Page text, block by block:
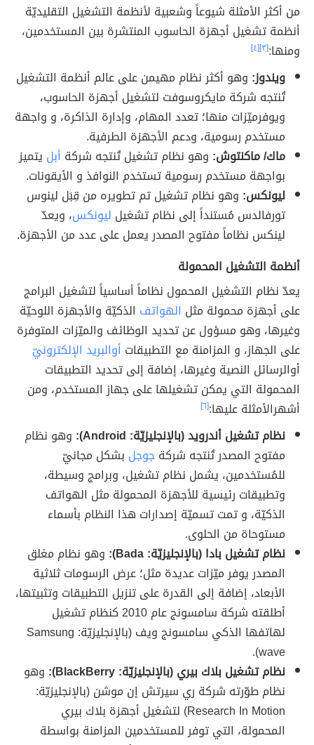
من أكثر الأمثلة شيوعاً وشعبية لأنظمة التشغيل التقليديّة
أنظمة تشغيل أجهزة الحاسوب المنتشرة بين المستخدمين،
ومنها:[٣] [٤]
ويندوز: وهو أكثر نظام مهيمن على عالم أنظمة التشغيل
تُنتجه شركة مايكروسوفت لتشغيل أجهزة الحاسوب،
ويوفرميّزات منها؛ تعدد المهام، وإدارة الذاكرة، و واجهة
مستخدم رسومية، ودعم الأجهزة الطرفية.
ماك/ ماكنتوش: وهو نظام تشغيل تُنتجه شركة أبل يتميز
بواجهة مستخدم رسومية تستخدم النوافذ و الأيقونات.
ليونكس: وهو نظام تشغيل تم تطويره من قِبَل لينوس
تورفالدس مُستنداً إلى نظام تشغيل ليونكس، ويعدّ
لينكس نظاماً مفتوح المصدر يعمل على عدد من الأجهزة.
أنظمة التشغيل المحمولة
يعدّ نظام التشغيل المحمول نظاماً أساسياً لتشغيل البرامج
على أجهزة محمولة مثل الهواتف الذكيّة والأجهزة اللوحيّة
وغيرها، وهو مسؤول عن تحديد الوظائف والميّزات المتوفرة
على الجهاز، و المزامنة مع التطبيقات أوالبريد الإلكترونيّ
أوالرسائل النصية وغيرها، إضافة إلى تحديد التطبيقات
المحمولة التي يمكن تشغيلها على جهاز المستخدم، ومن
أشهرالأمثلة عليها:[٦]
نظام تشغيل أندرويد (بالإنجليزيّة: Android):
وهو نظام
مفتوح المصدر تُنتجه شركةجوجل بشكل مجانيّ
للمُستخدمين، يشمل نظام تشغيل، وبرامج وسيطة،
وتطبيقات رئيسية للأجهزة المحمولة مثل الهواتف
الذكيّة، و تمت تسميّة إصدارات هذا النظام بأسماء
مستوحاة من الحلوى.
نظام تشغيل بادا (بالإنجليزيّة: Bada):
وهو نظام مغلق
المصدر يوفر ميّزات عديدة مثل؛ عرض الرسومات ثلاثية
الأبعاد، إضافة إلى القدرة على تنزيل التطبيقات وتثبيتها،
أطلقته شركة سامسونج عام 2010 كنظام تشغيل
لهاتفها الذكي سامسونج ويف (بالإنجليزيّة: Samsung
wave).
نظام تشغيل بلاك بيري (بالإنجليزيّة: BlackBerry):
وهو
نظام طوّرته شركة ري سيرتش إن موشن (بالإنجليزيّة:
Research In Motion) لتشغيل أجهزة بلاك بيري
المحمولة، التي توفر للمستخدمين المزامنة بواسطة